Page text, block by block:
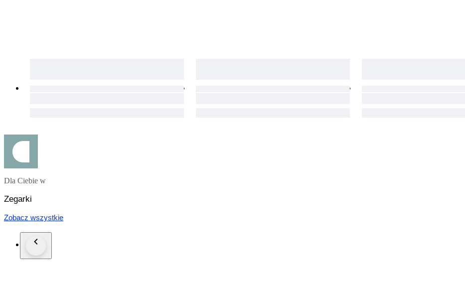
Dla Ciebie w
Zegarki
Zobacz wszystkie